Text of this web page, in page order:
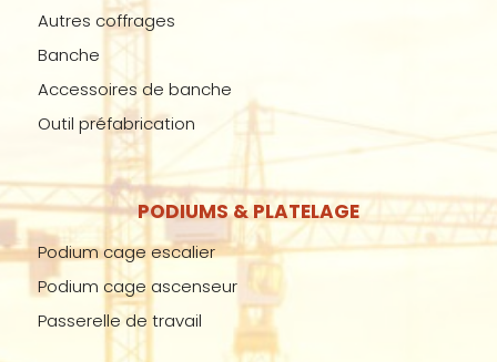
Autres coffrages
Banche
Accessoires de banche
Outil préfabrication
PODIUMS & PLATELAGE
Podium cage escalier
Podium cage ascenseur
Passerelle de travail